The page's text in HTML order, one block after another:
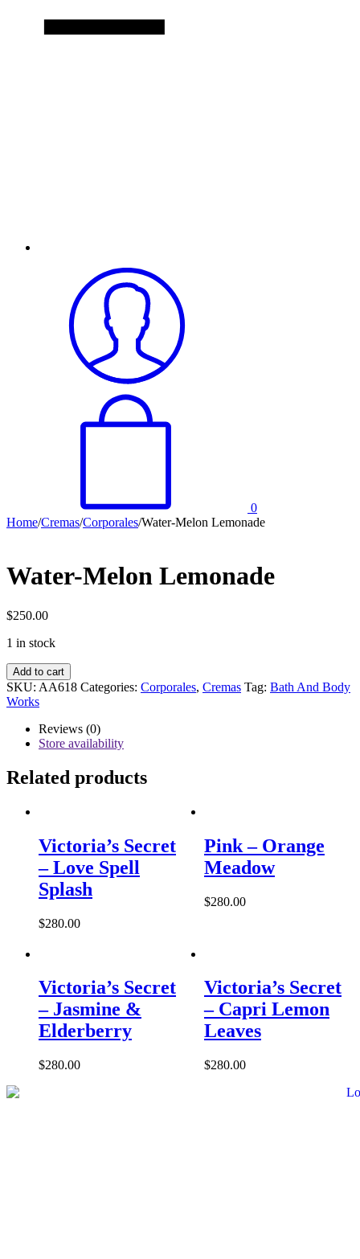
0
Home/Cremas/Corporales/Water-Melon Lemonade
Water-Melon Lemonade
$250.00
1 in stock
Water-
Melon
Lemonade
Add to cart
SKU: AA618 Categories: Corporales, Cremas Tag: Bath And Body
Works
Reviews (0)
Store availability
Related products
Victoria’s Secret
– Love Spell
Splash
$280.00
Pink – Orange
Meadow
$280.00
Victoria’s Secret
– Jasmine &
Elderberry
$280.00
Victoria’s Secret
– Capri Lemon
Leaves
$280.00